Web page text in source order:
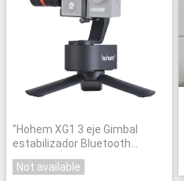
"Hohem XG1 3 eje Gimbal
estabilizador Bluetooth
Control para GoPro Hero
6/5/4/3 +/3 Yi 4 K Lite Cámara
Not available